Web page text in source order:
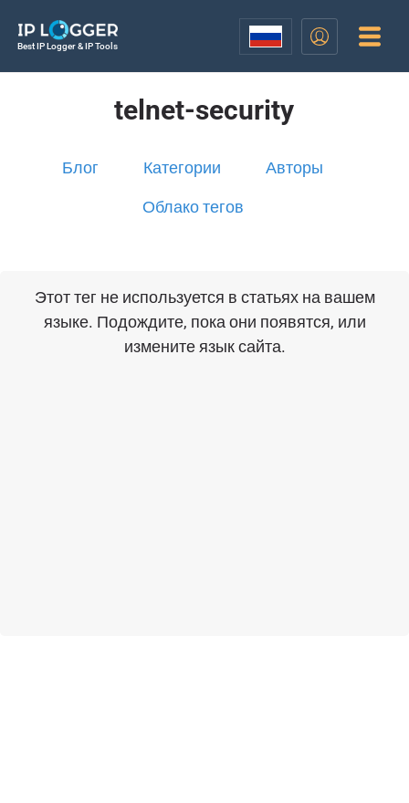
Best IP Logger & IP Tools
telnet-security
Блог Категории Авторы
Облако тегов